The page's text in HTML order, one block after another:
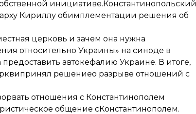
инициативе.Константинопольский
Кириллу обимплементации решения об
церковь и зачем она нужна
относительно Украины» на синоде в
автокефалию Украине. В итоге,
принял решениео разрыве отношений с
отношения с Константинополем
общение сКонстантинополем.